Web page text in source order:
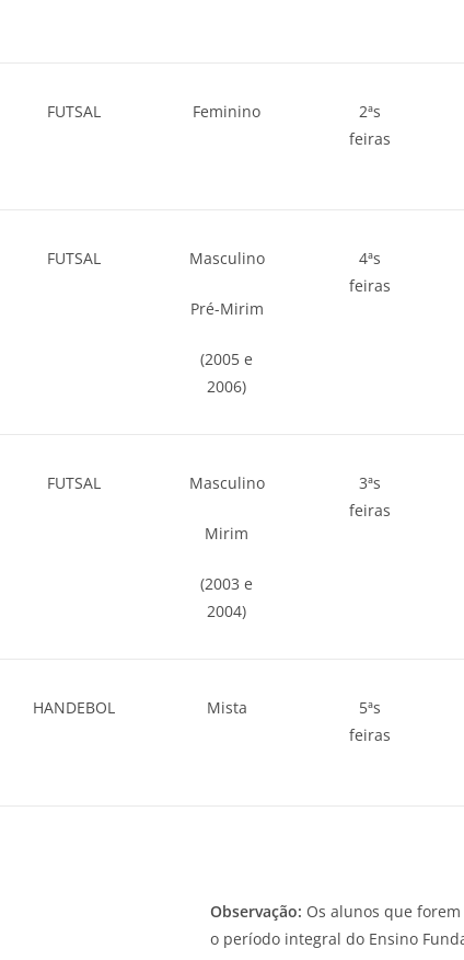
FUTSAL Feminino
2ªs
feiras
FUTSAL Masculino
Pré-Mirim
(2005 e
2006)
4ªs
feiras
FUTSAL Masculino
Mirim
(2003 e
2004)
3ªs
feiras
HANDEBOL Mista
5ªs
feiras
Observação: Os alunos que
o período integral do Ensino